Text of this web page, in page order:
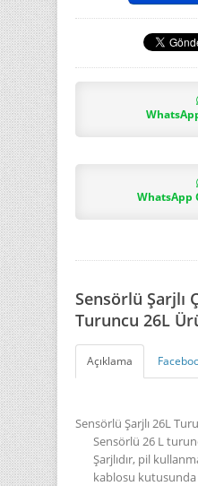
WhatsApp
Sensörlü Şarjlı
Turuncu 26L
Açıklama
Sensörlü Şarjlı 26L
Sensörlü 26 L
Şarjlıdır, pil
kablosu